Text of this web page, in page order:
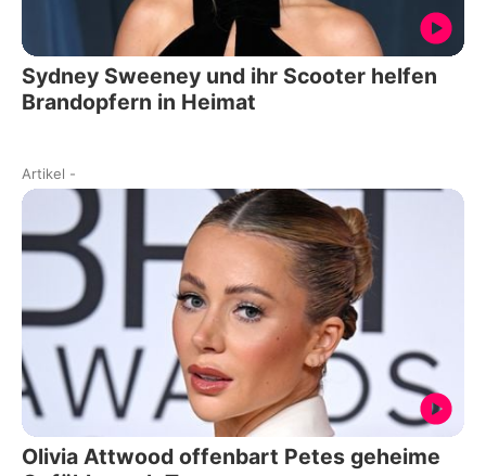
Sydney Sweeney und ihr Scooter helfen
Brandopfern in Heimat
Artikel -
Olivia Attwood offenbart Petes geheime